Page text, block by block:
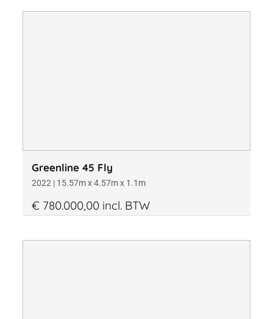
Greenline 45 Fly
2022 | 15.57m x 4.57m x 1.1m
€ 780.000,00 incl. BTW